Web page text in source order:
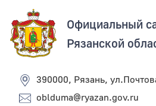
Официальный
Рязанской
390000, Рязань,
oblduma@ryazan.gov.ru